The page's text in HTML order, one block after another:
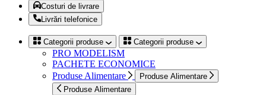
Costuri de livrare
Livrări telefonice
Categorii produse Categorii produse
PRO MODELISM
PACHETE ECONOMICE
Produse Alimentare
Produse Alimentare
Produse Alimentare